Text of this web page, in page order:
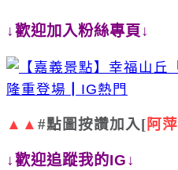
↓歡迎加入粉絲專頁↓
▲▲ #點圖按讚加入[阿萍
↓歡迎追蹤我的IG↓